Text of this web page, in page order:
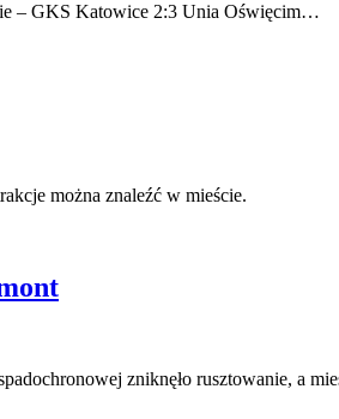
– GKS Katowice 2:3 Unia Oświęcim…
można znaleźć w mieście.
zniknęło rusztowanie, a